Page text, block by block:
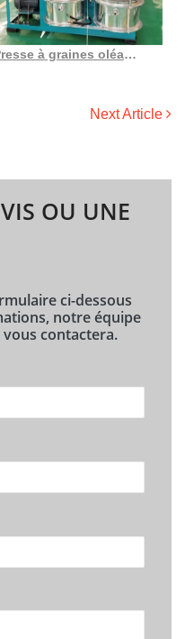
Presse à graines oléagineuses Gabontung, machine à huile la plus efficace au Gabon
Next Article
OU UNE
ci-dessous
notre équipe
contactera.